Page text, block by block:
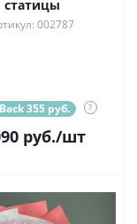
статицы
002787
355 руб. ?
руб./шт